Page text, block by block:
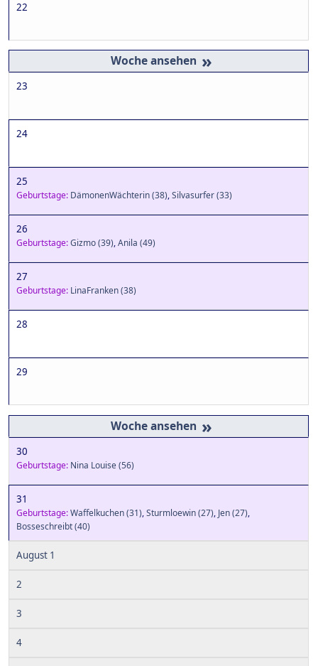
22
»
23
24
25
Geburtstage: DämonenWächterin(38),Silvasurfer(33)
26
Geburtstage:Gizmo(39),Anila (49)
27
Geburtstage: LinaFranken(38)
28
29
»
30
Geburtstage: Nina Louise(56)
31
Geburtstage:Waffelkuchen(31),Sturmloewin(27), Jen(27),
Bosseschreibt(40)
August 1
2
3
4